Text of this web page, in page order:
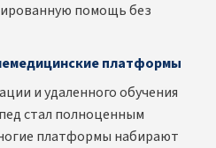
помощь без
платформы
и удаленного обучения
стал полноценным
платформы набирают